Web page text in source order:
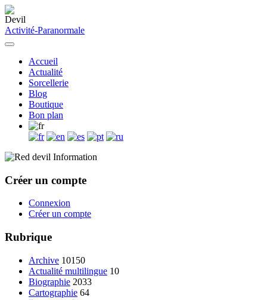
Activité-Paranormale
Accueil
Actualité
Sorcellerie
Blog
Boutique
Bon plan
Information
Créer un compte
Connexion
Créer un compte
Rubrique
Archive 10150
Actualité multilingue 10
Biographie 2033
Cartographie 64